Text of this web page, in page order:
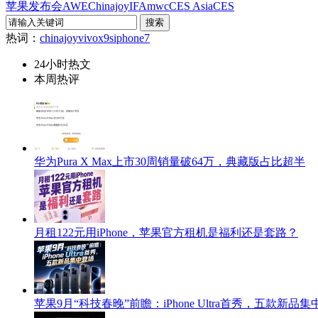
苹果发布会AWEChinajoyIFAmwcCES AsiaCES
热词： chinajoyvivox9siphone7
24小时热文
本周热评
华为Pura X Max上市30周销量破64万，典藏版占比超半
月租122元用iPhone，苹果官方租机是福利还是套路？
苹果9月“科技春晚”前瞻：iPhone Ultra首秀，五款新品集